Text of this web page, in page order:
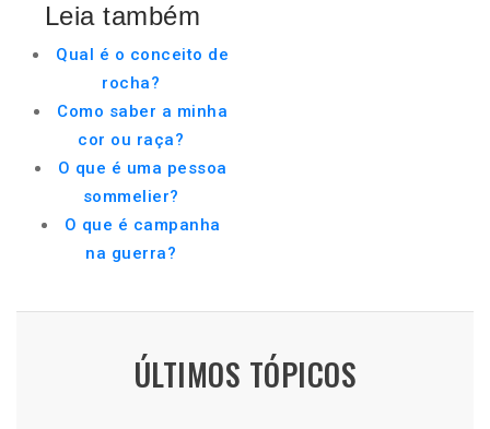
Leia também
Qual é o conceito de
rocha?
Como saber a minha
cor ou raça?
O que é uma pessoa
sommelier?
O que é campanha
na guerra?
ÚLTIMOS TÓPICOS